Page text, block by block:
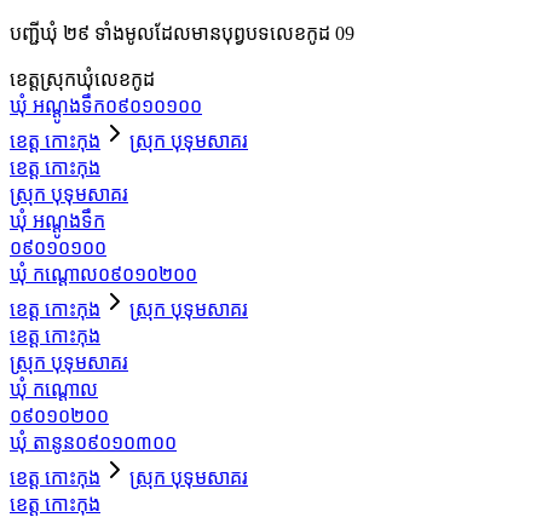
បញ្ជីឃុំ ២៩ ទាំងមូលដែលមានបុព្វបទលេខកូដ 09
ខេត្តស្រុកឃុំលេខកូដ
ឃុំ អណ្ដូងទឹក០៩០១០១០០
ខេត្ត កោះកុង
ស្រុក បុទុមសាគរ
ខេត្ត កោះកុង
ស្រុក បុទុមសាគរ
ឃុំ អណ្ដូងទឹក
០៩០១០១០០
ឃុំ កណ្ដោល០៩០១០២០០
ខេត្ត កោះកុង
ស្រុក បុទុមសាគរ
ខេត្ត កោះកុង
ស្រុក បុទុមសាគរ
ឃុំ កណ្ដោល
០៩០១០២០០
ឃុំ តានូន០៩០១០៣០០
ខេត្ត កោះកុង
ស្រុក បុទុមសាគរ
ខេត្ត កោះកុង